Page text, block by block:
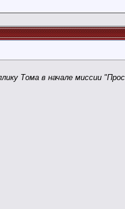
Тома в начале миссии